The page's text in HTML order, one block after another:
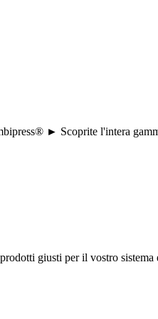
► Scoprite l'intera
giusti per il vostro